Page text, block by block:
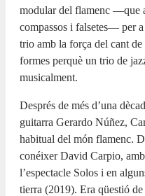
modular del flamenc —que
compassos i falsetes— per
trio amb la força del cant
formes perquè un trio de
musicalment.
Després de més d’una
guitarra Gerardo Núñez,
habitual del món flamenc.
conéixer David Carpio,
l’espectacle Solos i en
tierra (2019). Era qüestió